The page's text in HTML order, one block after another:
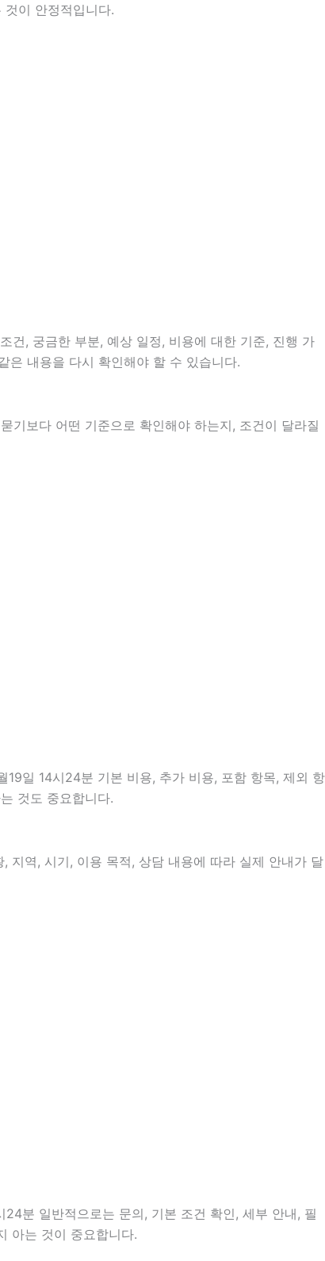
이 안정적입니다.
건, 궁금한 부분, 예상 일정, 비용에 대한 기준, 진행 가
은 내용을 다시 확인해야 할 수 있습니다.
기보다 어떤 기준으로 확인해야 하는지, 조건이 달라질
일 14시24분 기본 비용, 추가 비용, 포함 항목, 제외 항
것도 중요합니다.
지역, 시기, 이용 목적, 상담 내용에 따라 실제 안내가 달
분 일반적으로는 문의, 기본 조건 확인, 세부 안내, 필
아는 것이 중요합니다.